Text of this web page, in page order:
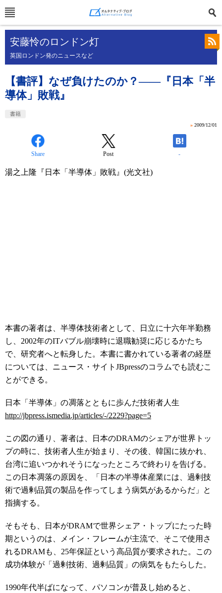
安藤怜のロンドン灯
英国ロンドン発のニュースなど
【書評】なぜ負けたのか？――『日本「半
導体」敗戦』
書籍
» 2009/12/01
Share Post -
湯之上隆『日本「半導体」敗戦』(光文社)
本書の著者は、半導体技術者として、日立に十六年半勤務
し、2002年のITバブル崩壊時に退職勧奨に応じるかたち
で、研究者へと転身した。本書に書かれている著者の経歴
については、ニュース・サイト JBpressのコラムでも読むこ
とができる。
日本「半導体」の凋落とともに歩んだ技術者人生
http://jbpress.ismedia.jp/articles/-/2229?page=5
この図の通り、著者は、日本のDRAMのシェアが世界トッ
プの時に、技術者人生が始まり、その後、韓国に抜かれ、
台湾に追いつかれそうになったところで終わりを告げる。
この日本凋落の原因を、「日本の半導体産業には、過剰技
術で過剰品質の製品を作ってしまう病気があるからだ」と
指摘する。
そもそも、日本がDRAMで世界シェア・トップにたった時
期というのは、メイン・フレームが主流で、そこで使用さ
れるDRAMも、25年保証という高品質が要求された。この
成功体験が「過剰技術、過剰品質」の病気をもたらした。
1990年代半ばになって、パソコンが普及し始めると、